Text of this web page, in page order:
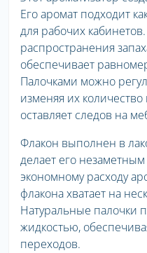
Его аромат подходит
для рабочих
распространения
обеспечивает
Палочками можно
изменяя их
оставляет следов на
Флакон выполнен в
делает его
экономному расходу
флакона хватает на
Натуральные палочки
жидкостью,
переходов.